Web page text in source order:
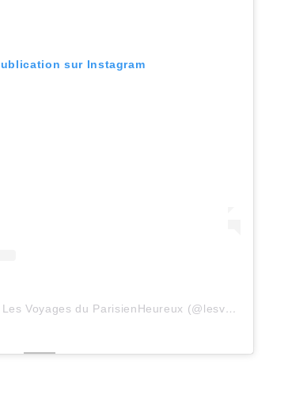
sur Instagram
Une publication partagée par Les Voyages du ParisienHeureux (@lesvoyagesduparisienheureux)